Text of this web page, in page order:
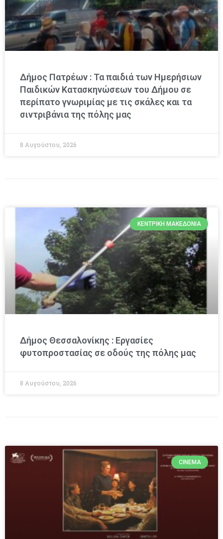
Δήμος Πατρέων : Τα παιδιά των Ημερήσιων
Παιδικών Κατασκηνώσεων του Δήμου σε
περίπατο γνωριμίας με τις σκάλες και τα
σιντριβάνια της πόλης μας
8 Αυγούστου, 2026
ΚΕΝΤΡΙΚΉ ΜΑΚΕΔΟΝΊΑ
Δήμος Θεσσαλονίκης : Εργασίες
φυτοπροστασίας σε οδούς της πόλης μας
8 Αυγούστου, 2026
CINEMA